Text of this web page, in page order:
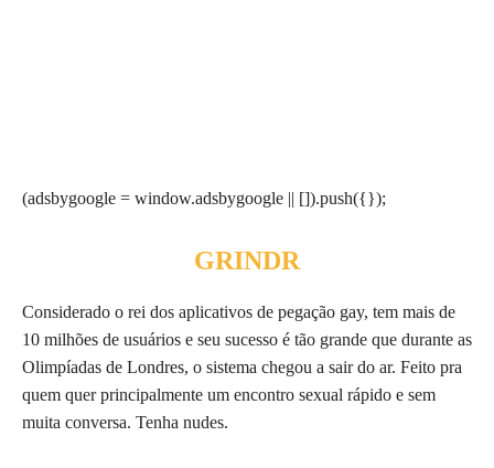
(adsbygoogle = window.adsbygoogle || []).push({});
GRINDR
Considerado o rei dos aplicativos de pegação gay, tem mais de
10 milhões de usuários e seu sucesso é tão grande que durante as
Olimpíadas de Londres, o sistema chegou a sair do ar. Feito pra
quem quer principalmente um encontro sexual rápido e sem
muita conversa. Tenha nudes.